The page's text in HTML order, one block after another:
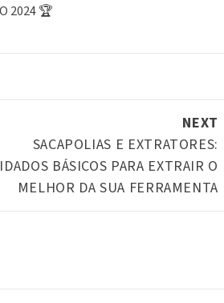
2024 🏆
NEXT
SACAPOLIAS E EXTRATORES:
BÁSICOS PARA EXTRAIR O
MELHOR DA SUA FERRAMENTA